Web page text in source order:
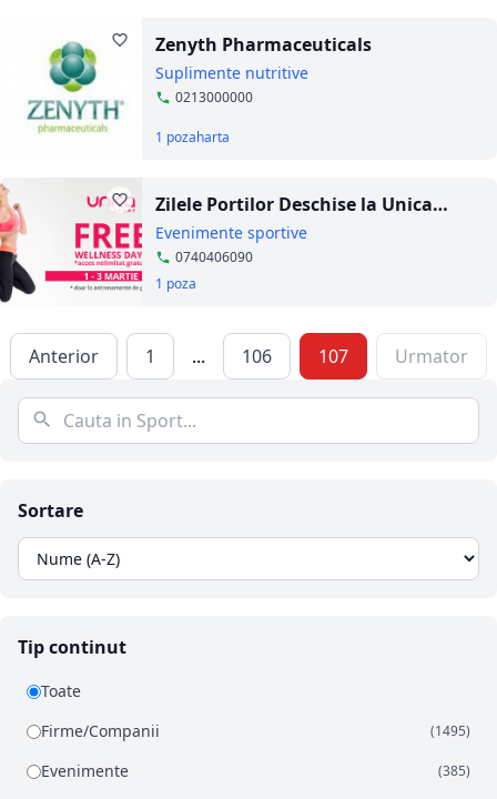
Sortare
Tip continut
Toate
Firme/Companii
(1495)
Evenimente (385)
Zenyth Pharmaceuticals
Suplimente nutritive
0213000000
1 pozaharta
Zilele Portilor Deschise la Unica
Sport Romania
Evenimente sportive
0740406090
1 poza
Anterior 1 ... 106 107 Urmator